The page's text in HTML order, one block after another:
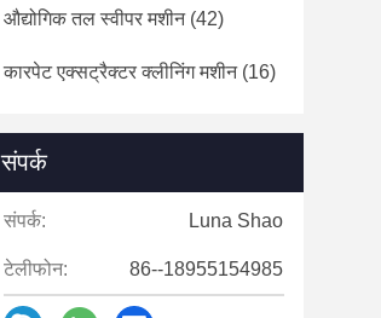
औद्योगिक तल स्वीपर मशीन(42)
कारपेट एक्सट्रैक्टर क्लीनिंग मशीन(16)
संपर्क
संपर्क: Luna Shao
टेलीफोन: 86--18955154985